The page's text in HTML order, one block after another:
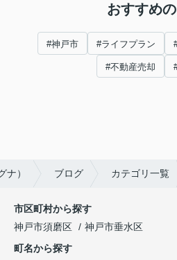
おすすめ
#神戸市 #ライフプラン
#不動産売却
） ブログ カテゴリ一覧
市区町村から探す
神戸市須磨区
神戸市垂水区
町名から探す